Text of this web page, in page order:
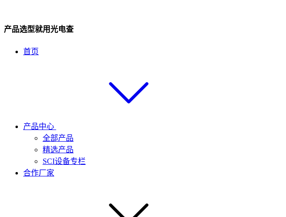
产品选型就用光电查
首页
产品中心
全部产品
精选产品
SCI设备专栏
合作厂家